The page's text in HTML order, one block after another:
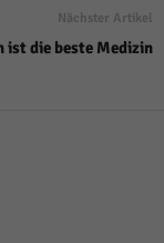
Nächster Artikel
ist die beste Medizin